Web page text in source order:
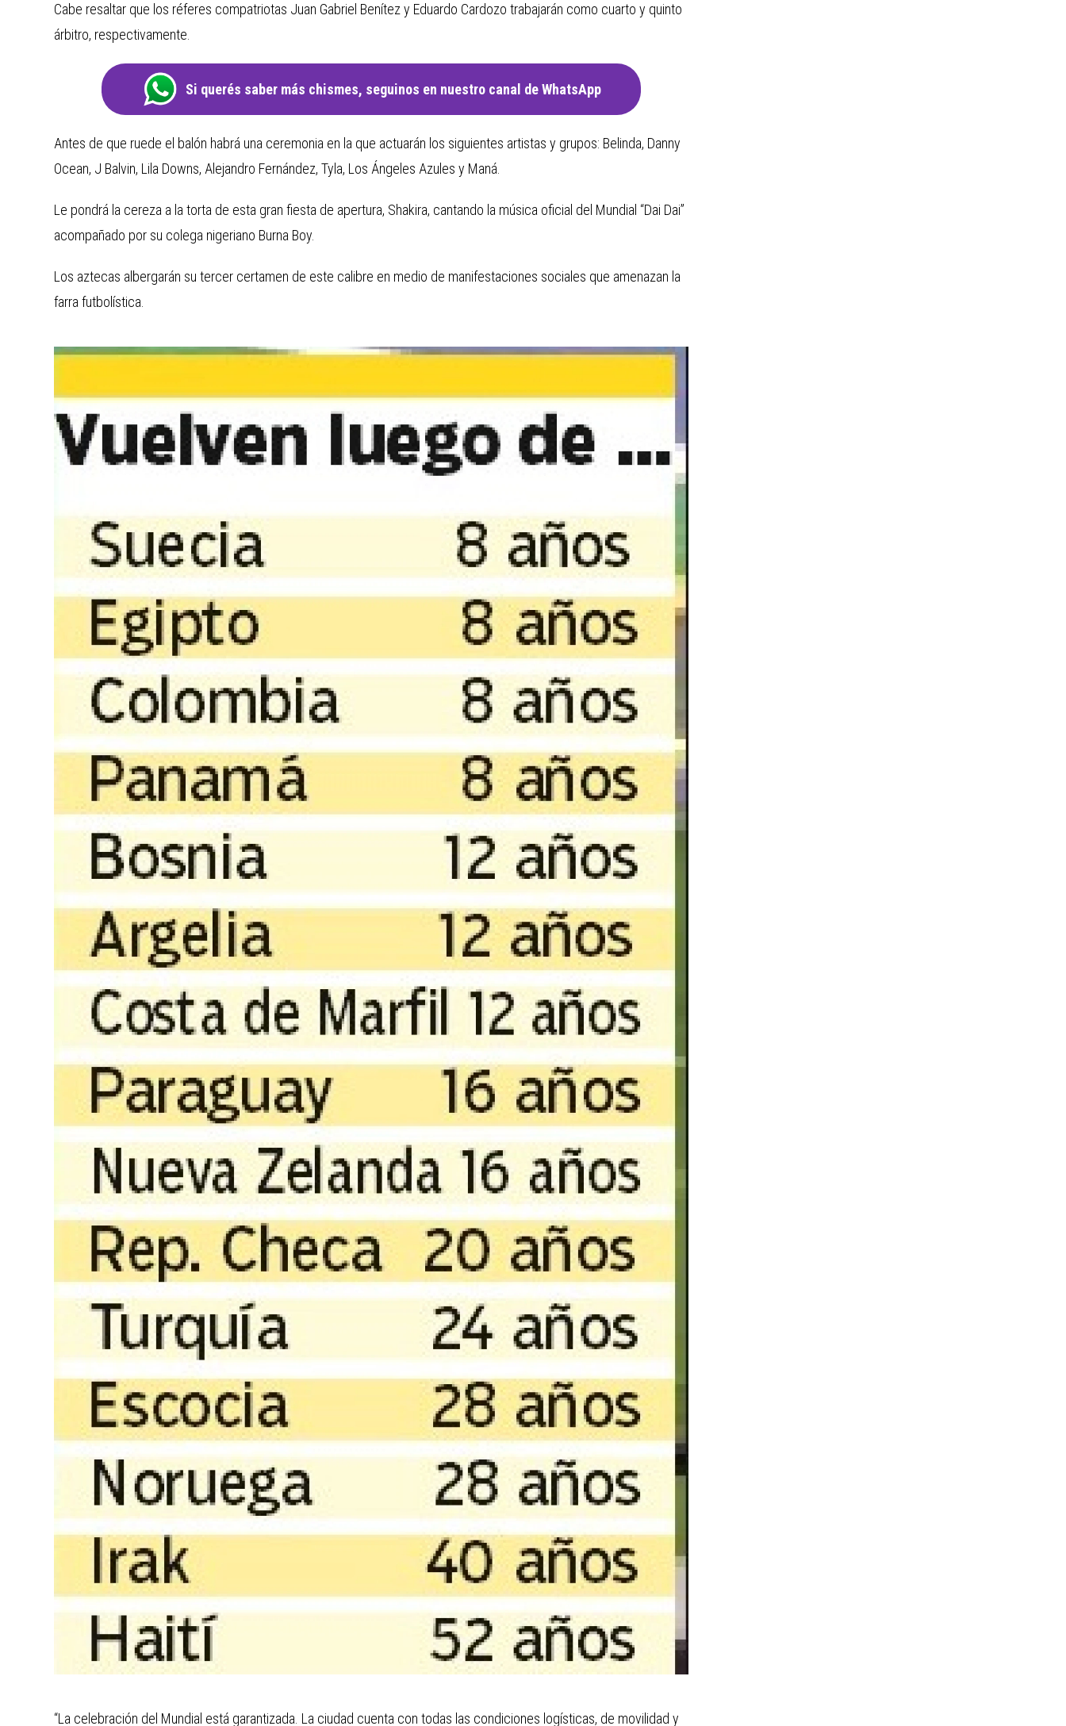
Cabe resaltar que los réferes compatriotas Juan Gabriel Benítez y Eduardo Cardozo trabajarán como cuarto y quinto
árbitro, respectivamente.
Si querés saber más chismes, seguinos en nuestro canal de WhatsApp
Antes de que ruede el balón habrá una ceremonia en la que actuarán los siguientes artistas y grupos: Belinda, Danny
Ocean, J Balvin, Lila Downs, Alejandro Fernández, Tyla, Los Ángeles Azules y Maná.
Le pondrá la cereza a la torta de esta gran fiesta de apertura, Shakira, cantando la música oficial del Mundial “Dai Dai”
acompañado por su colega nigeriano Burna Boy.
Los aztecas albergarán su tercer certamen de este calibre en medio de manifestaciones sociales que amenazan la
farra futbolística.
“La celebración del Mundial está garantizada. La ciudad cuenta con todas las condiciones logísticas, de movilidad y